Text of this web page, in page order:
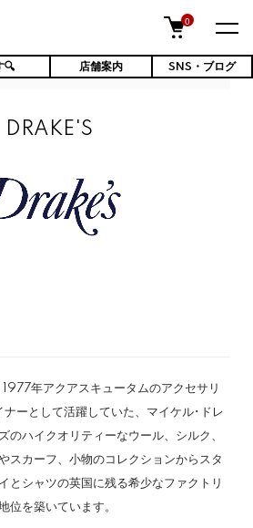
0
🔍 店舗案内 SNS・ブログ
DRAKE'S
年アクアスキュータムのアクセサリ
ーとして活躍していた、マイケル･ドレ
のハイクオリティーなウール、シルク、
スカーフ、小物のコレクションからスタ
とシャツの英国に残る希少なファクトリ
位を築いています。